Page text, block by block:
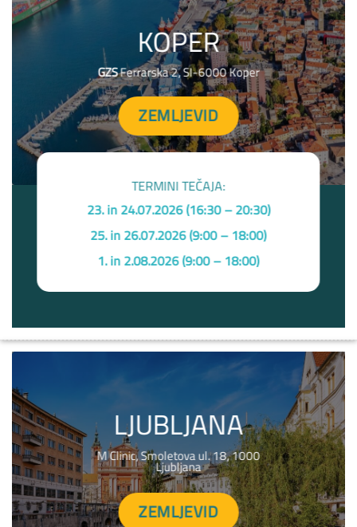
KOPER
GZSFerrarska 2, SI-6000 Koper
ZEMLJEVID
TERMINI TEČAJA:
23. in 24.07.2026 (16:30 – 20:30)
25. in 26.07.2026 (9:00 – 18:00)
1. in 2.08.2026 (9:00 – 18:00)
LJUBLJANA
M Clinic, Smoletova ul. 18, 1000
Ljubljana
ZEMLJEVID